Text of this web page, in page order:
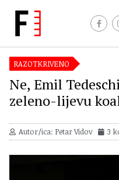
RAZOTKRIVENO
Ne, Emil
zeleno-lijevu
Autor/ica: Petar Vidov 3